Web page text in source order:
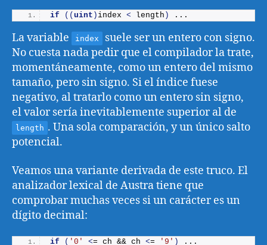
if (( uint ) index < length ) ...
La variable index
suele ser un entero con signo.
No cuesta nada pedir que el compilador la trate,
momentáneamente, como un entero del mismo
tamaño, pero sin signo. Si el índice fuese
negativo, al tratarlo como un entero sin signo,
el valor sería inevitablemente superior al de
length . Una sola comparación, y un único salto
potencial.
Veamos una variante derivada de este truco. El
analizador lexical de Austra tiene que
comprobar muchas veces si un carácter es un
dígito decimal:
if ( '0' <= ch && ch <= '9' ) ...